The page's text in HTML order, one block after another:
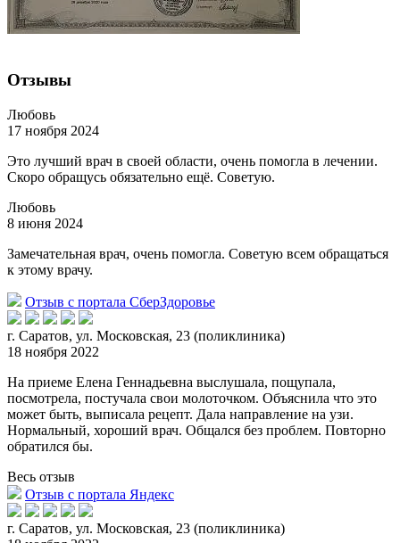
Отзывы
Любовь
17 ноября 2024
Это лучший врач в своей области, очень помогла в лечении.
Скоро обращусь обязательно ещё. Советую.
Любовь
8 июня 2024
Замечательная врач, очень помогла. Советую всем обращаться
к этому врачу.
Отзыв с портала СберЗдоровье
г. Саратов, ул. Московская, 23 (поликлиника)
18 ноября 2022
На приеме Елена Геннадьевна выслушала, пощупала,
посмотрела, постучала свои молоточком. Объяснила что это
может быть, выписала рецепт. Дала направление на узи.
Нормальный, хороший врач. Общался без проблем. Повторно
обратился бы.
Весь отзыв
Отзыв с портала Яндекс
г. Саратов, ул. Московская, 23 (поликлиника)